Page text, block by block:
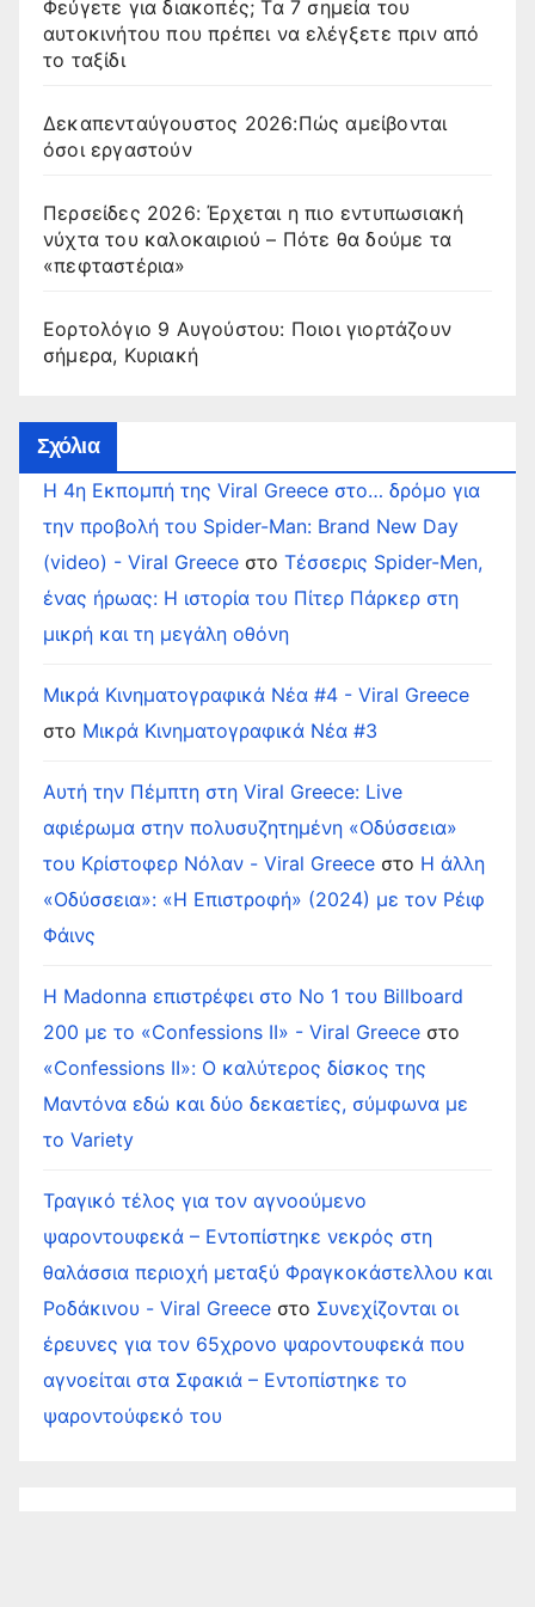
Φεύγετε για διακοπές; Τα 7 σημεία του
αυτοκινήτου που πρέπει να ελέγξετε πριν από
το ταξίδι
Δεκαπενταύγουστος 2026:Πώς αμείβονται
όσοι εργαστούν
Περσείδες 2026: Έρχεται η πιο εντυπωσιακή
νύχτα του καλοκαιριού – Πότε θα δούμε τα
«πεφταστέρια»
Εορτολόγιο 9 Αυγούστου: Ποιοι γιορτάζουν
σήμερα, Κυριακή
Σχόλια
Η 4η Εκπομπή της Viral Greece στο… δρόμο για
την προβολή του Spider-Man: Brand New Day
(video) - Viral Greece στο Τέσσερις Spider-Men,
ένας ήρωας: Η ιστορία του Πίτερ Πάρκερ στη
μικρή και τη μεγάλη οθόνη
Μικρά Κινηματογραφικά Νέα #4 - Viral Greece
στο Μικρά Κινηματογραφικά Νέα #3
Αυτή την Πέμπτη στη Viral Greece: Live
αφιέρωμα στην πολυσυζητημένη «Οδύσσεια»
του Κρίστοφερ Νόλαν - Viral Greece στο Η άλλη
«Οδύσσεια»: «Η Επιστροφή» (2024) με τον Ρέιφ
Φάινς
Η Madonna επιστρέφει στο Νο 1 του Billboard
200 με το «Confessions II» - Viral Greece στο
«Confessions II»: Ο καλύτερος δίσκος της
Μαντόνα εδώ και δύο δεκαετίες, σύμφωνα με
το Variety
Τραγικό τέλος για τον αγνοούμενο
ψαροντουφεκά – Εντοπίστηκε νεκρός στη
θαλάσσια περιοχή μεταξύ Φραγκοκάστελλου και
Ροδάκινου - Viral Greece στο Συνεχίζονται οι
έρευνες για τον 65χρονο ψαροντουφεκά που
αγνοείται στα Σφακιά – Εντοπίστηκε το
ψαροντούφεκό του